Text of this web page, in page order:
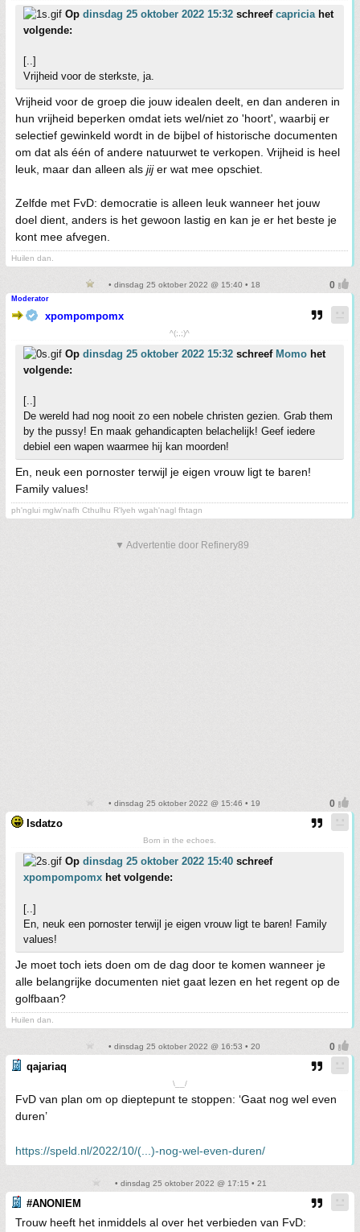
Op dinsdag 25 oktober 2022 15:32 schreef capricia het
volgende:
[..]
Vrijheid voor de sterkste, ja.
Vrijheid voor de groep die jouw idealen deelt, en dan anderen in
hun vrijheid beperken omdat iets wel/niet zo 'hoort', waarbij er
selectief gewinkeld wordt in de bijbel of historische documenten
om dat als één of andere natuurwet te verkopen. Vrijheid is heel
leuk, maar dan alleen als jijer wat mee opschiet.
Zelfde met FvD: democratie is alleen leuk wanneer het jouw
doel dient, anders is het gewoon lastig en kan je er het beste je
kont mee afvegen.
Huilen dan.
• dinsdag 25 oktober 2022 @ 15:40 • 18
Moderator
xpompompomx
^(;,;)^
Op dinsdag 25 oktober 2022 15:32 schreef Momo het
volgende:
[..]
De wereld had nog nooit zo een nobele christen gezien. Grab them
by the pussy! En maak gehandicapten belachelijk! Geef iedere
debiel een wapen waarmee hij kan moorden!
En, neuk een pornoster terwijl je eigen vrouw ligt te baren!
Family values!
ph'nglui mglw'nafh Cthulhu R'lyeh wgah'nagl fhtagn
▼ Advertentie door Refinery89
• dinsdag 25 oktober 2022 @ 15:46 • 19
Isdatzo
Born in the echoes.
Op dinsdag 25 oktober 2022 15:40 schreef
xpompompomx het volgende:
[..]
En, neuk een pornoster terwijl je eigen vrouw ligt te baren! Family
values!
Je moet toch iets doen om de dag door te komen wanneer je
alle belangrijke documenten niet gaat lezen en het regent op de
golfbaan?
Huilen dan.
• dinsdag 25 oktober 2022 @ 16:53 • 20
qajariaq
\__/
FvD van plan om op dieptepunt te stoppen: ‘Gaat nog wel even
duren’
https://speld.nl/2022/10/(...)-nog-wel-even-duren/
• dinsdag 25 oktober 2022 @ 17:15 • 21
#ANONIEM
Trouw heeft het inmiddels al over het verbieden van FvD: